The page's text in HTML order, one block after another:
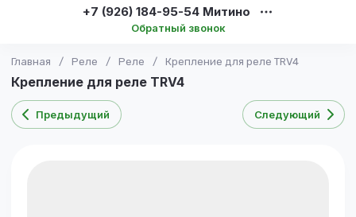
+7 (926) 184-95-54 Митино
Обратный звонок
Главная / Реле / Реле / Крепление для реле TRV4
Крепление для реле TRV4
Предыдущий Следующий